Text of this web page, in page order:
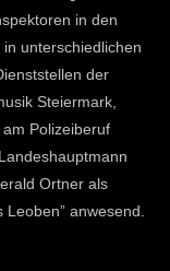
in den
unterschiedlichen
der
Steiermark,
Polizeiberuf
Ortner als
anwesend.